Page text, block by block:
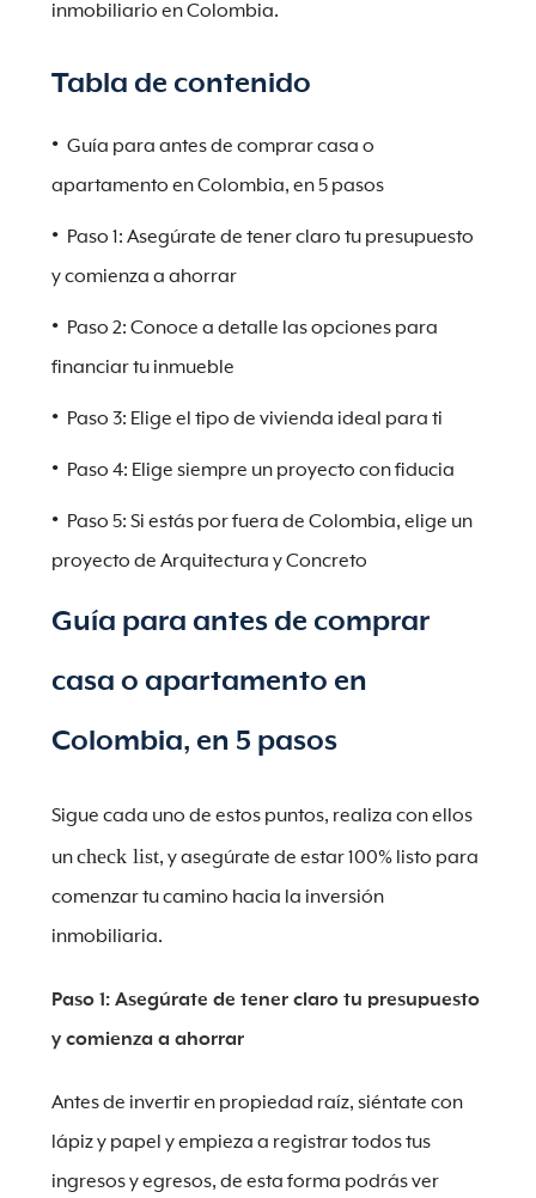
inmobiliario en Colombia.
Tabla de contenido
Guía para antes de comprar casa o
apartamento en Colombia, en 5 pasos
Paso 1: Asegúrate de tener claro tu presupuesto
y comienza a ahorrar
Paso 2: Conoce a detalle las opciones para
financiar tu inmueble
Paso 3: Elige el tipo de vivienda ideal para ti
Paso 4: Elige siempre un proyecto con fiducia
Paso 5: Si estás por fuera de Colombia, elige un
proyecto de Arquitectura y Concreto
Guía para antes de comprar
casa o apartamento en
Colombia, en 5 pasos
Sigue cada uno de estos puntos, realiza con ellos
uncheck list, y asegúrate de estar 100% listo para
comenzar tu camino hacia la inversión
inmobiliaria.
Paso 1: Asegúrate de tener claro tu presupuesto
y comienza a ahorrar
Antes de invertir en propiedad raíz, siéntate con
lápiz y papel y empieza a registrar todos tus
ingresos y egresos, de esta forma podrás ver